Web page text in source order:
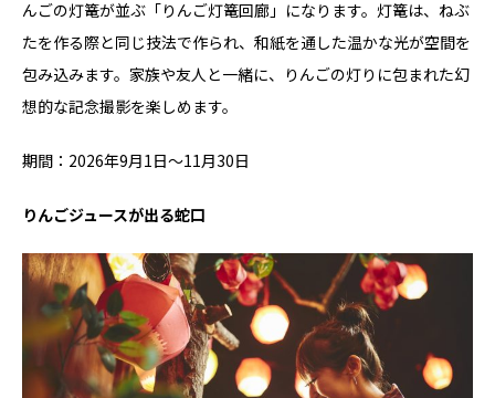
んごの灯篭が並ぶ「りんご灯篭回廊」になります。灯篭は、ねぶ
たを作る際と同じ技法で作られ、和紙を通した温かな光が空間を
包み込みます。家族や友人と一緒に、りんごの灯りに包まれた幻
想的な記念撮影を楽しめます。
期間：2026年9月1日～11月30日
りんごジュースが出る蛇口